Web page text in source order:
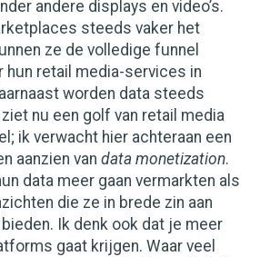
andere displays en video’s.
steeds vaker het
ze de volledige funnel
hun retail media-services in
worden data steeds
nu een golf van retail media
ik verwacht hier achteraan een
aanzien van data monetization.
data meer gaan vermarkten als
die ze in brede zin aan
Ik denk ook dat je meer
gaat krijgen. Waar veel